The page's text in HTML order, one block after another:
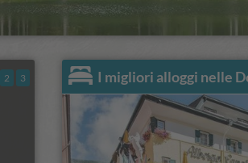
2 3 I migliori alloggi nelle